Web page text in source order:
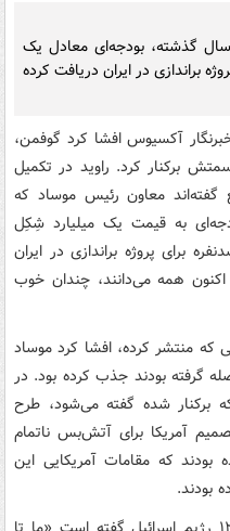
گذشته، بودجه‌ای معادل یک
براندازی در ایران دریافت کرده
آکسیوس افشا کرد گوفمن،
برکنار کرد. راوید در تکمیل
معاون رئیس موساد که
به قیمت یک میلیارد شِکِل
برای پروژه براندازی در ایران
اکنون همه می‌دانند، چندان خوب
که منتشر کرده، افشا کرد موساد
گرفته بودند جذب کرده بود. در
برکنار شده گفته می‌شود، طرح
آمریکا برای آتش‌بس ناتمام
بودند که مقامات آمریکایی این
بودند.